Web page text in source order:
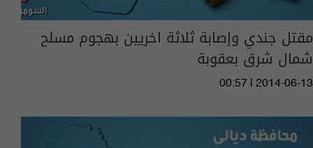
مقتل جندي وإصابة ثلاثة اخريين بهجوم مسلح
شمال شرق بعقوبة
00:57 | 2014-06-13